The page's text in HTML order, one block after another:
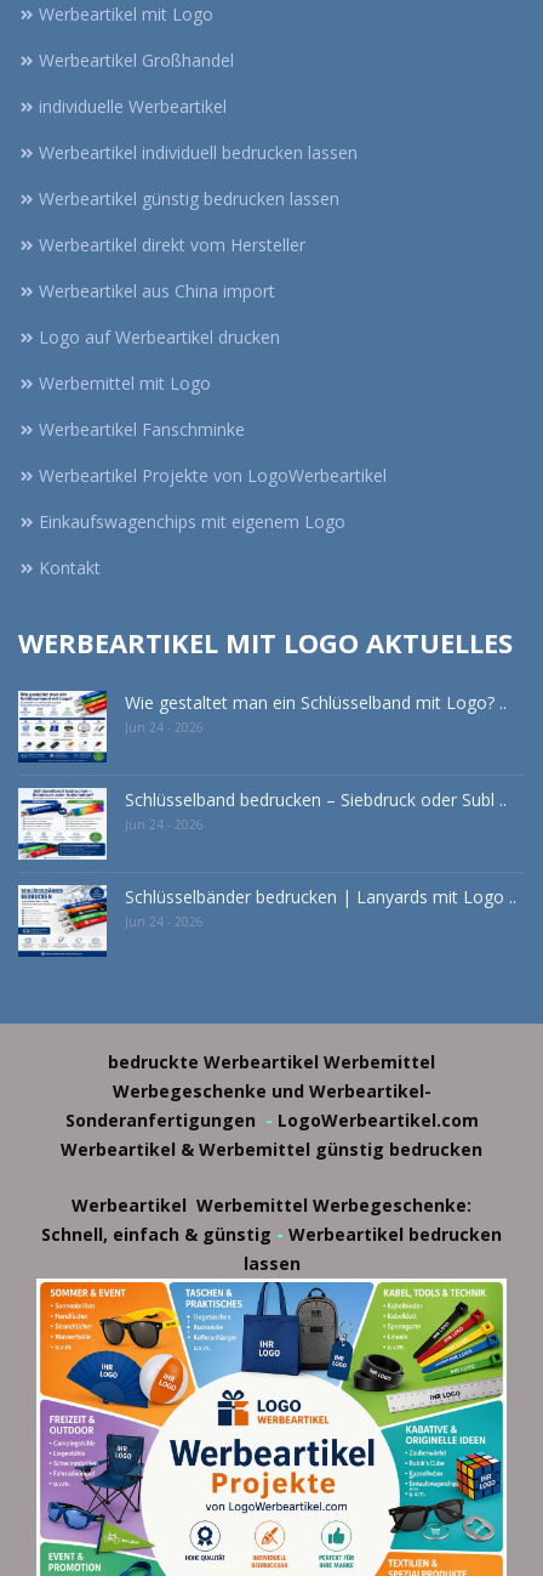
Werbeartikel mit Logo
Werbeartikel Großhandel
individuelle Werbeartikel
Werbeartikel individuell bedrucken lassen
Werbeartikel günstig bedrucken lassen
Werbeartikel direkt vom Hersteller
Werbeartikel aus China import
Logo auf Werbeartikel drucken
Werbemittel mit Logo
Werbeartikel Fanschminke
Werbeartikel Projekte von LogoWerbeartikel
Einkaufswagenchips mit eigenem Logo
Kontakt
WERBEARTIKEL MIT LOGO AKTUELLES
Wie gestaltet man ein Schlüsselband mit Logo? ..
Jun 24 - 2026
Schlüsselband bedrucken – Siebdruck oder Subl ..
Jun 24 - 2026
Schlüsselbänder bedrucken | Lanyards mit Logo ..
Jun 24 - 2026
bedruckte Werbeartikel Werbemittel
Werbegeschenke und Werbeartikel-
Sonderanfertigungen - LogoWerbeartikel.com
Werbeartikel & Werbemittel günstig bedrucken
Werbeartikel Werbemittel Werbegeschenke:
Schnell, einfach & günstig - Werbeartikel bedrucken
lassen